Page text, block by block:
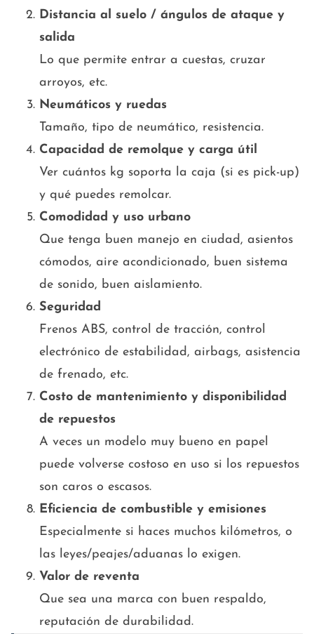
Distancia al suelo / ángulos de ataque y
salida
Lo que permite entrar a cuestas, cruzar
arroyos, etc.
Neumáticos y ruedas
Tamaño, tipo de neumático, resistencia.
Capacidad de remolque y carga útil
Ver cuántos kg soporta la caja (si es pick-up)
y qué puedes remolcar.
Comodidad y uso urbano
Que tenga buen manejo en ciudad, asientos
cómodos, aire acondicionado, buen sistema
de sonido, buen aislamiento.
Seguridad
Frenos ABS, control de tracción, control
electrónico de estabilidad, airbags, asistencia
de frenado, etc.
Costo de mantenimiento y disponibilidad
de repuestos
A veces un modelo muy bueno en papel
puede volverse costoso en uso si los repuestos
son caros o escasos.
Eficiencia de combustible y emisiones
Especialmente si haces muchos kilómetros, o
las leyes/peajes/aduanas lo exigen.
Valor de reventa
Que sea una marca con buen respaldo,
reputación de durabilidad.